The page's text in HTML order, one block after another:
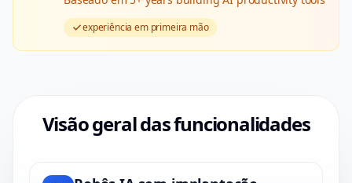
experiência em primeira mão
Visão geral das funcionalidades